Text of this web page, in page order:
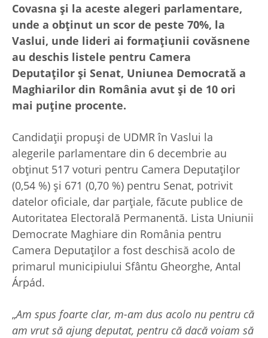
Covasna și la aceste alegeri parlamentare,
unde a obținut un scor de peste 70%, la
Vaslui, unde lideri ai formațiunii covăsnene
au deschis listele pentru Camera
Deputaților și Senat, Uniunea Democrată a
Maghiarilor din România avut și de 10 ori
mai puține procente.
Candidații propuși de UDMR în Vaslui la
alegerile parlamentare din 6 decembrie au
obținut 517 voturi pentru Camera Deputaților
(0,54 %) și 671 (0,70 %) pentru Senat, potrivit
datelor oficiale, dar parțiale, făcute publice de
Autoritatea Electorală Permanentă. Lista Uniunii
Democrate Maghiare din România pentru
Camera Deputaților a fost deschisă acolo de
primarul municipiului Sfântu Gheorghe, Antal
Árpád.
„Am spus foarte clar, m-am dus acolo nu pentru că
am vrut să ajung deputat, pentru că dacă voiam să